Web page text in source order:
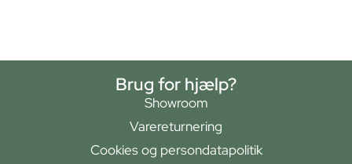
Brug for hjælp?
Showroom
Varereturnering
Cookies og persondatapolitik